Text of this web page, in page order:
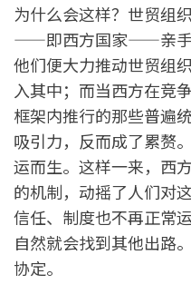
为什么会这样？世贸组
——即西方国家——亲手
他们便大力推动世贸组
入其中；而当西方在竞
框架内推行的那些普遍
吸引力，反而成了累赘
运而生。这样一来，西
的机制，动摇了人们对
信任、制度也不再正常
自然就会找到其他出路
协定。